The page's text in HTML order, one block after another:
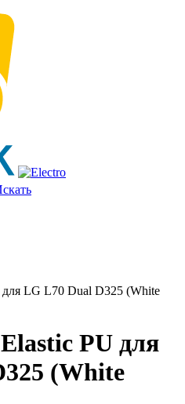
LG L70 Dual D325 (White
PU для
(White